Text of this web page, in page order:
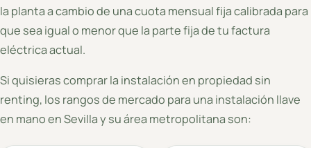
la planta a cambio de una cuota mensual fija calibrada para
que sea igual o menor que la parte fija de tu factura
eléctrica actual.
Si quisieras comprar la instalación en propiedad sin
renting, los rangos de mercado para una instalación llave
en mano en Sevilla y su área metropolitana son: